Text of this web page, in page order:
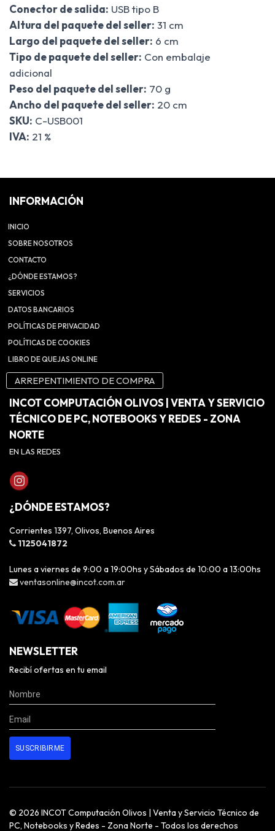
Conector de salida: USB tipo B
Altura del paquete del seller: 31 cm
Largo del paquete del seller: 6 cm
Tipo de paquete del seller: Con embalaje
adicional
Peso del paquete del seller: 70 g
Ancho del paquete del seller: 20 cm
SKU: C-USB001
IVA: 21 %
INFORMACIÓN
INICIO
SOBRE NOSOTROS
CONTACTO
¿DÓNDE ESTAMOS?
SERVICIOS
DATOS BANCARIOS
POLÍTICAS DE PRIVACIDAD
POLÍTICAS DE COOKIES
LIBRO DE QUEJAS ONLINE
ARREPENTIMIENTO DE COMPRA
INCOT COMPUTACIÓN OLIVOS | VENTA Y SERVICIO
TÉCNICO DE PC, NOTEBOOKS Y REDES - ZONA
NORTE
EN LAS REDES
¿DÓNDE ESTAMOS?
Corrientes 1397, Olivos, Buenos Aires
1125041872
Lunes a viernes de 9:00 a 19:00hs y Sábados de 10:00 a 13:00hs
ventasonline@incot.com.ar
NEWSLETTER
Recibí ofertas en tu email
© 2026 INCOT Computación Olivos | Venta y Servicio Técnico de
PC, Notebooks y Redes - Zona Norte - Todos los derechos